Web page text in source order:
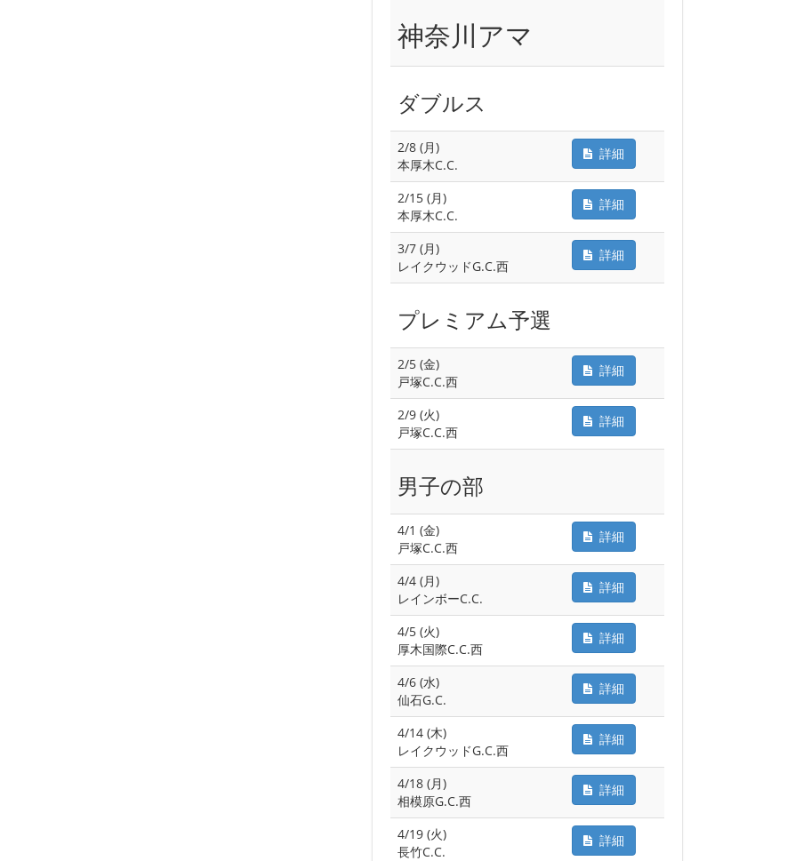
神奈川アマ
ダブルス
2/8 (月)
本厚木C.C.
詳細
2/15 (月)
本厚木C.C.
詳細
3/7 (月)
レイクウッドG.C.西
詳細
プレミアム予選
2/5 (金)
戸塚C.C.西
詳細
2/9 (火)
戸塚C.C.西
詳細
男子の部
4/1 (金)
戸塚C.C.西
詳細
4/4 (月)
レインボーC.C.
詳細
4/5 (火)
厚木国際C.C.西
詳細
4/6 (水)
仙石G.C.
詳細
4/14 (木)
レイクウッドG.C.西
詳細
4/18 (月)
相模原G.C.西
詳細
4/19 (火)
長竹C.C.
詳細